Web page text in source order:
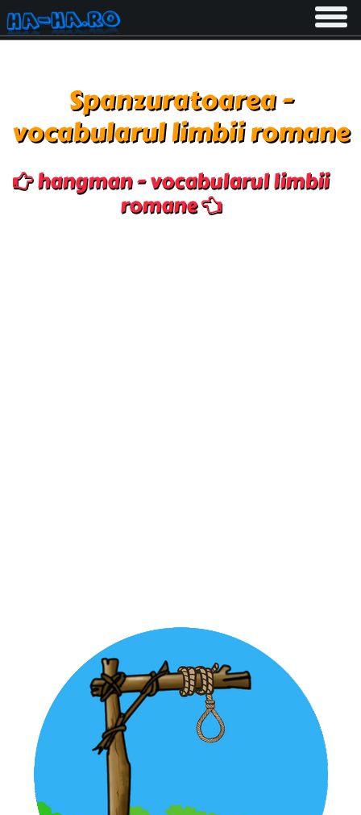
Toggle
Spanzuratoarea -
vocabularul limbii romane
hangman - vocabularul limbii
romane